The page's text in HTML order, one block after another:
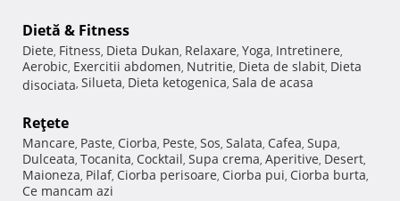
Dietă & Fitness
Diete, Fitness, Dieta Dukan, Relaxare, Yoga, Intretinere,
Aerobic, Exercitii abdomen, Nutritie, Dieta de slabit, Dieta
disociata, Silueta, Dieta ketogenica, Sala de acasa
Reţete
Mancare, Paste, Ciorba, Peste, Sos, Salata, Cafea, Supa,
Dulceata, Tocanita, Cocktail, Supa crema, Aperitive, Desert,
Maioneza, Pilaf, Ciorba perisoare, Ciorba pui, Ciorba burta,
Ce mancam azi